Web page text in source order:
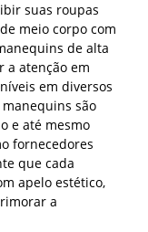
suas roupas
meio corpo com
de alta
a atenção em
em diversos
são
e até mesmo
fornecedores
que cada
apelo estético,
a